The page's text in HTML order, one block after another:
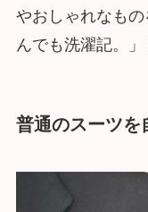
やおしゃれなも
んでも洗濯記。」
普通のスーツを